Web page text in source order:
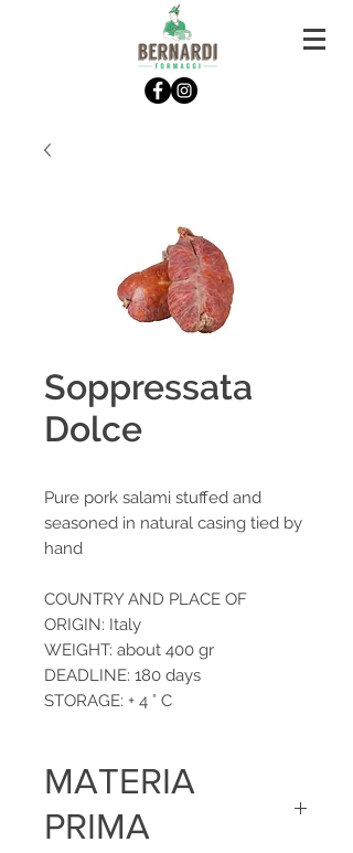
Soppressata
Dolce
Pure pork salami stuffed and
seasoned in natural casing tied by
hand
COUNTRY AND PLACE OF
ORIGIN: Italy
WEIGHT: about 400 gr
DEADLINE: 180 days
STORAGE: + 4 ° C
MATERIA
PRIMA